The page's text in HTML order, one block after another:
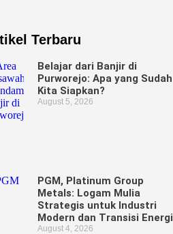
Terbaru
Belajar dari Banjir di
Purworejo: Apa yang Sudah
Kita Siapkan?
August 5, 2026
PGM, Platinum Group
Metals: Logam Mulia
Strategis untuk Industri
Modern dan Transisi Energi
August 4, 2026